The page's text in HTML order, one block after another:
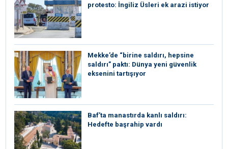
protesto: İngiliz Üsleri ek arazi istiyor
Mekke’de “birine saldırı, hepsine
saldırı” paktı: Dünya yeni güvenlik
eksenini tartışıyor
Baf’ta manastırda kanlı saldırı:
Hedefte başrahip vardı